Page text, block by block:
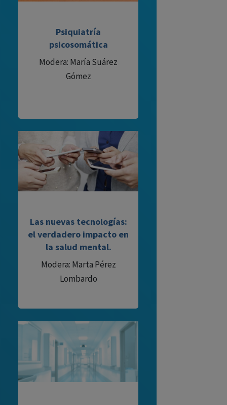
Psiquiatría
psicosomática
Modera: María Suárez
Gómez
Las nuevas tecnologías:
el verdadero impacto en
la salud mental.
Modera: Marta Pérez
Lombardo